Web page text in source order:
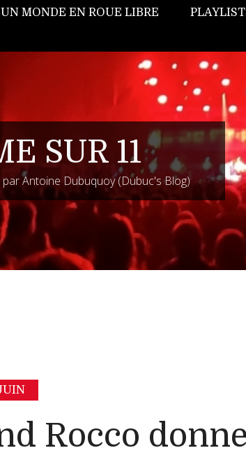
MONDE EN ROUE LIBRE
SUR 11
Antoine Dubuquoy (Dubuc's Blog)
Rocco